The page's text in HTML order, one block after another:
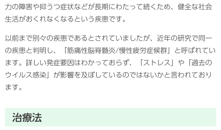
力の障害や抑うつ症状などが長期にわたって続くため、健全な社会
生活がおくれなくなるという疾患です。
以前まで別々の疾患であるとされていましたが、近年の研究で同一
の疾患と判明し、「筋痛性脳脊髄炎/慢性疲労症候群」と呼ばれてい
ます。詳しい発症要因はわかっておらず、「ストレス」や「過去の
ウイルス感染」が影響を及ぼしているのではないかと言われており
ます。
治療法